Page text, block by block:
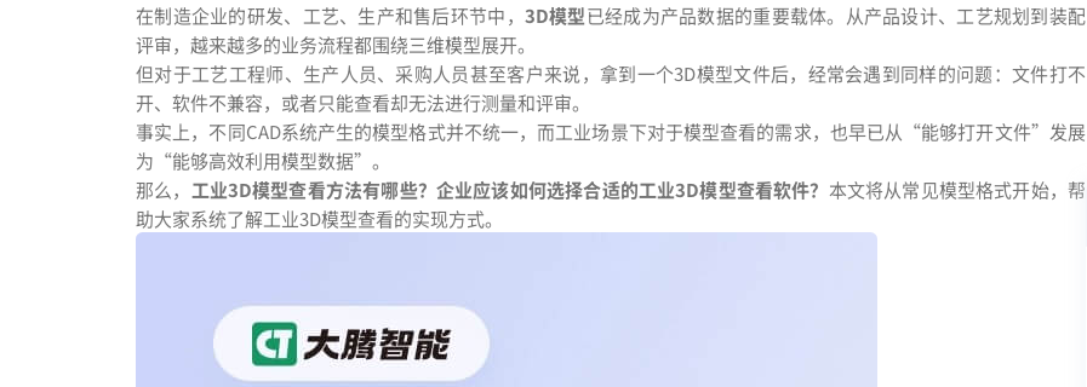
在制造企业的研发、工艺、生产和售后环节中， 3D模型已经成为产品数据的重要载体。从产品设计、工艺规划到装配
评审，越来越多的业务流程都围绕三维模型展开。
但对于工艺工程师、生产人员、采购人员甚至客户来说，拿到一个3D模型文件后，经常会遇到同样的问题：文件打不
开、软件不兼容，或者只能查看却无法进行测量和评审。
事实上，不同CAD系统产生的模型格式并不统一，而工业场景下对于模型查看的需求，也早已从“能够打开文件”发展
为“能够高效利用模型数据”。
那么， 工业3D模型查看方法有哪些？企业应该如何选择合适的工业3D模型查看软件？ 本文将从常见模型格式开始，帮
助大家系统了解工业3D模型查看的实现方式。